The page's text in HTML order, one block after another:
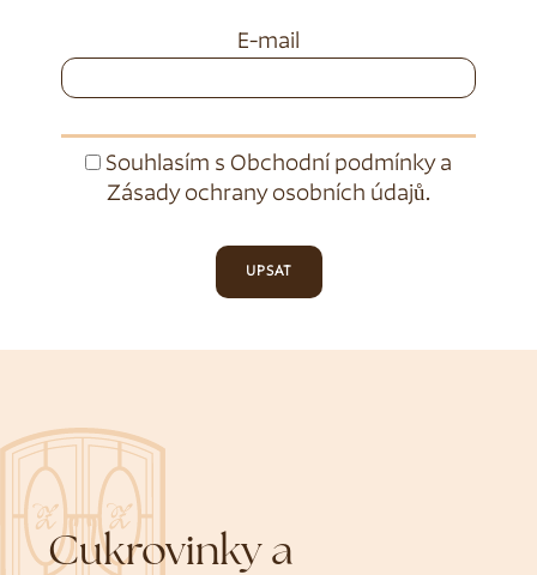
E-mail
Souhlasím s Obchodní podmínkya
Zásady ochrany osobních údajů.
UPSAT
Cukrovinky a